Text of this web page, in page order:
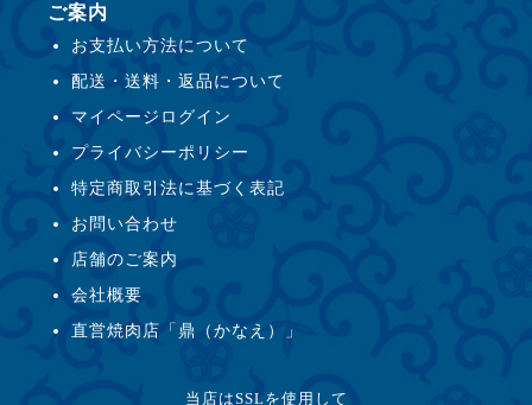
ご案内
お支払い方法について
配送・送料・返品について
マイページログイン
プライバシーポリシー
特定商取引法に基づく表記
お問い合わせ
店舗のご案内
会社概要
直営焼肉店「鼎（かなえ）」
当店はSSLを使用して